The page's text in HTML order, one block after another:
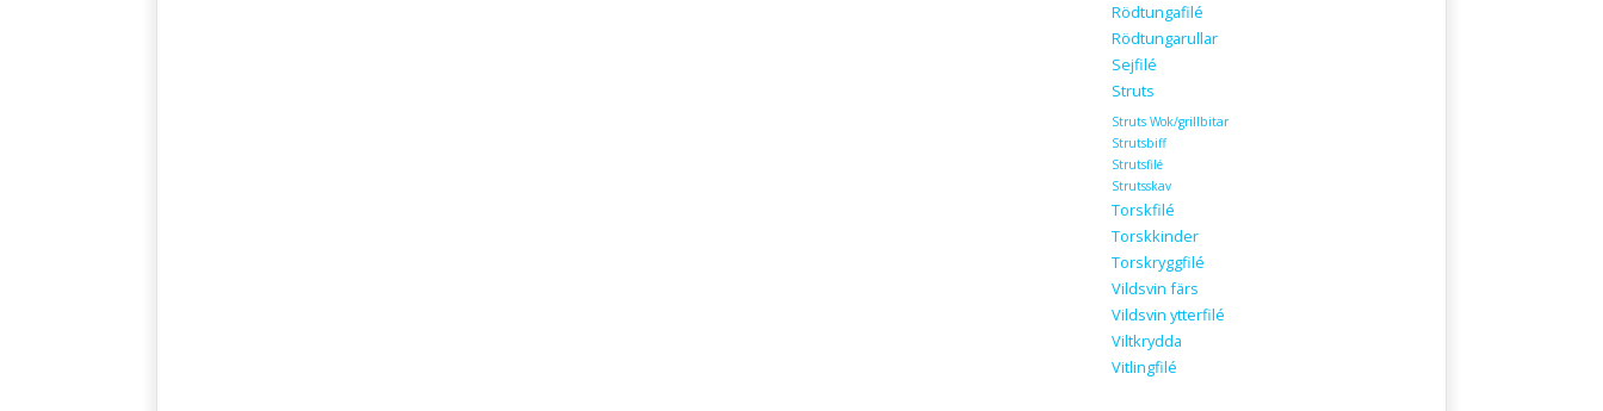
Rödtungafilé
Rödtungarullar
Sejfilé
Struts
Struts Wok/grillbitar
Strutsbiff
Strutsfilé
Strutsskav
Torskfilé
Torskkinder
Torskryggfilé
Vildsvin färs
Vildsvin ytterfilé
Viltkrydda
Vitlingfilé